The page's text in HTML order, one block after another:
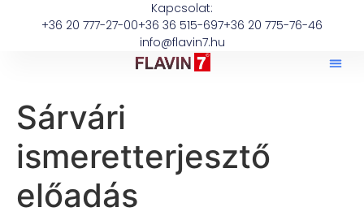
Kapcsolat:
+36 20 777-27-00+36 36 515-697+36 20 775-76-46
info@flavin7.hu
Sárvári
ismeretterjesztő
előadás